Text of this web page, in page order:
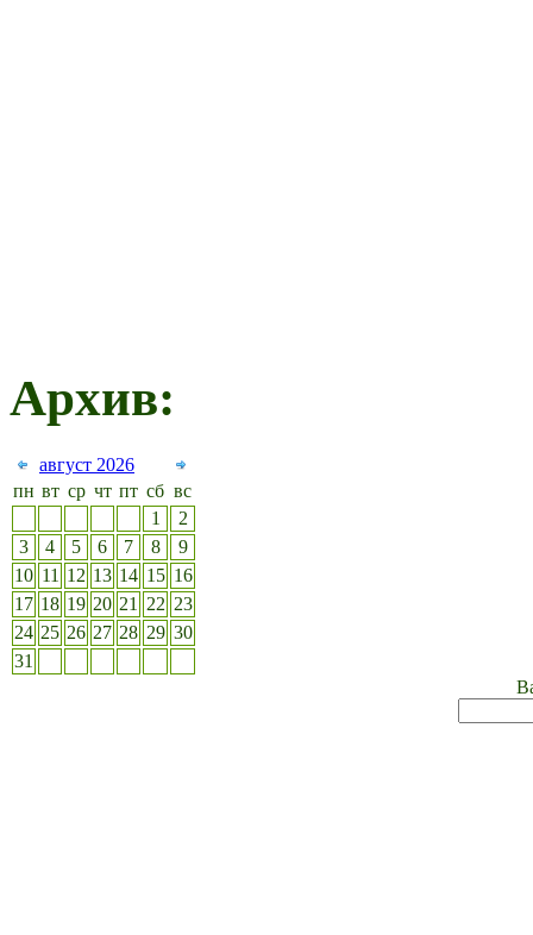
Архив:
август 2026
пн вт ср чт пт сб вс
1
2
3
4 5 6 7 8
9
10 11 12 13 14 15 16
17 18 19 20 21 22 23
24 25 26 27 28 29 30
31